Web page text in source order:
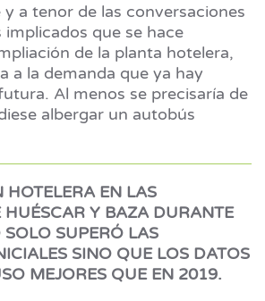
y a tenor de las conversaciones
que se hace
de la planta hotelera,
a la demanda que ya hay
Al menos se precisaría de
albergar un autobús
EN LAS
Y BAZA DURANTE
SUPERÓ LAS
SINO QUE LOS DATOS
MEJORES QUE EN 2019.